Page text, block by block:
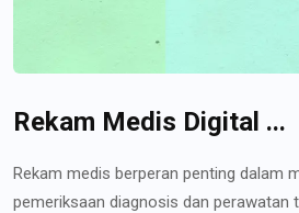
Rekam Medis Digital ...
Rekam medis berperan penting dalam
pemeriksaan diagnosis dan perawatan